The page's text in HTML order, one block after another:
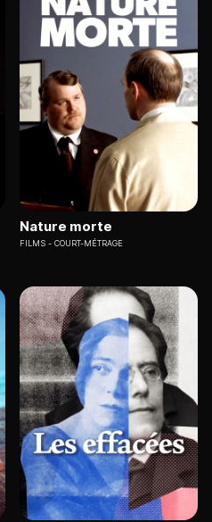
Nature morte
FILMS COURT-MÉTRAGE